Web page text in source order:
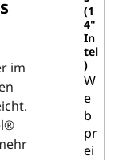
im
(1
4"
In
tel
)
W
e
b
pr
ei